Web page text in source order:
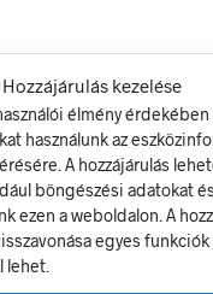
Hozzájárulás kezelése
élmény
használunk az
A hozzájárulás
böngészési adatokat
ezen a weboldalon. A
egyes
lehet.
És Biztonsági
A Munkahelyen?
Miért Fontos,
Egyedivé?